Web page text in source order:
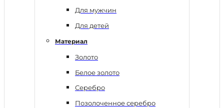
Для мужчин
Для детей
Материал
Золото
Белое золото
Серебро
Позолоченное серебро